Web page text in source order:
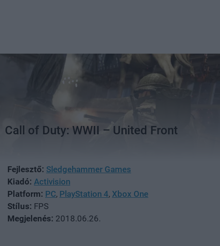
Call of Duty: WWII – United Front
Fejlesztő: Sledgehammer Games
Kiadó: Activision
Platform: PC, PlayStation 4, Xbox One
Stílus: FPS
Megjelenés: 2018.06.26.